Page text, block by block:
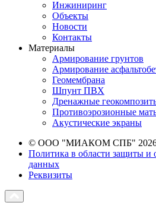
Инжиниринг
Объекты
Новости
Контакты
Материалы
Армирование грунтов
Армирование
Геомембрана
Шпунт ПВХ
Дренажные
Противоэрозионные
Акустические экраны
© ООО "МИАКОМ СПБ"
Политика в области защиты и
данных
Реквизиты